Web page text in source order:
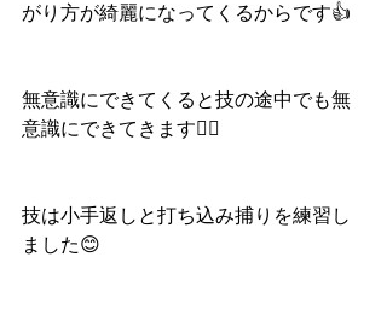
がり方が綺麗になってくるからです👍
無意識にできてくると技の途中でも無
意識にできてきます🙆‍♀️
技は小手返しと打ち込み捕りを練習し
ました😊